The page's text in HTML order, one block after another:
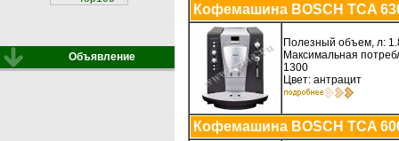
Объявление
Кофемашина BOSCH TCA
Полезный объем, л:
Максимальная
1300
Цвет: антрацит
Кофемашина BOSCH TCA